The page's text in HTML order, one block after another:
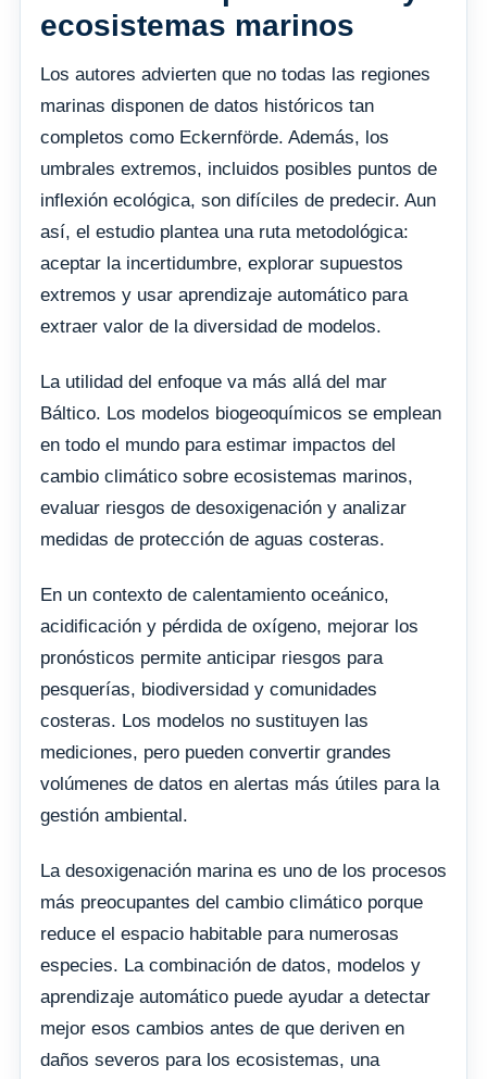
ecosistemas marinos
Los autores advierten que no todas las regiones
marinas disponen de datos históricos tan
completos como Eckernförde. Además, los
umbrales extremos, incluidos posibles puntos de
inflexión ecológica, son difíciles de predecir. Aun
así, el estudio plantea una ruta metodológica:
aceptar la incertidumbre, explorar supuestos
extremos y usar aprendizaje automático para
extraer valor de la diversidad de modelos.
La utilidad del enfoque va más allá del mar
Báltico. Los modelos biogeoquímicos se emplean
en todo el mundo para estimar impactos del
cambio climático sobre ecosistemas marinos,
evaluar riesgos de desoxigenación y analizar
medidas de protección de aguas costeras.
En un contexto de calentamiento oceánico,
acidificación y pérdida de oxígeno, mejorar los
pronósticos permite anticipar riesgos para
pesquerías, biodiversidad y comunidades
costeras. Los modelos no sustituyen las
mediciones, pero pueden convertir grandes
volúmenes de datos en alertas más útiles para la
gestión ambiental.
La desoxigenación marina es uno de los procesos
más preocupantes del cambio climático porque
reduce el espacio habitable para numerosas
especies. La combinación de datos, modelos y
aprendizaje automático puede ayudar a detectar
mejor esos cambios antes de que deriven en
daños severos para los ecosistemas, una